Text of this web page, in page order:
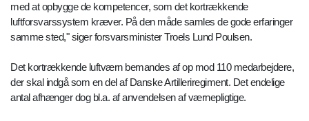
med at opbygge de kompetencer, som det kortrækkende
luftforsvarssystem kræver. På den måde samles de gode erfaringer
samme sted," siger forsvarsminister Troels Lund Poulsen.
Det kortrækkende luftværn bemandes af op mod 110 medarbejdere,
der skal indgå som en del af Danske Artilleriregiment. Det endelige
antal afhænger dog bl.a. af anvendelsen af værnepligtige.